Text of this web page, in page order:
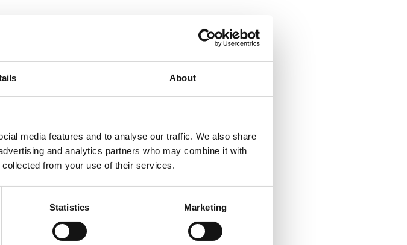
About
media features and to analyse our traffic. We also share
and analytics partners who may combine it with
collected from your use of their services.
Statistics Marketing